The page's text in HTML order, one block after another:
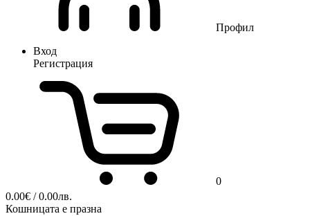
Профил
Вход
Регистрация
0
0.00€ / 0.00лв.
Кошницата е празна